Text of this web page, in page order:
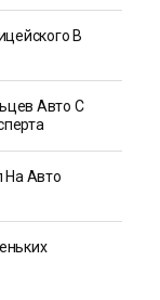
В
Авто С
На Авто